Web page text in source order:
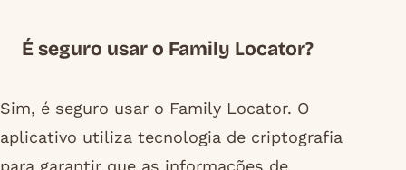
É seguro usar o Family Locator?
Sim, é seguro usar o Family Locator. O
aplicativo utiliza tecnologia de criptografia
para garantir que as informações de